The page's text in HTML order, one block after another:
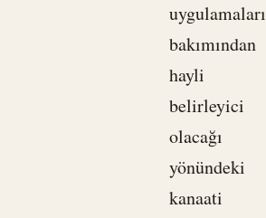
uygulamaları
bakımından
hayli
belirleyici
olacağı
yönündeki
kanaati